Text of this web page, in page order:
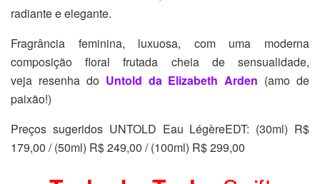
radiante e elegante.
Fragrância feminina, luxuosa, com uma moderna
composição floral frutada cheia de sensualidade,
veja resenha do Untold da Elizabeth Arden (amo de
paixão!)
Preços sugeridos UNTOLD Eau LégèreEDT: (30ml) R$
179,00 / (50ml) R$ 249,00 / (100ml) R$ 299,00